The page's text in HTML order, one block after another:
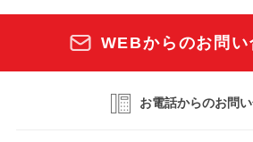
WEBからのお問い
お電話からのお問